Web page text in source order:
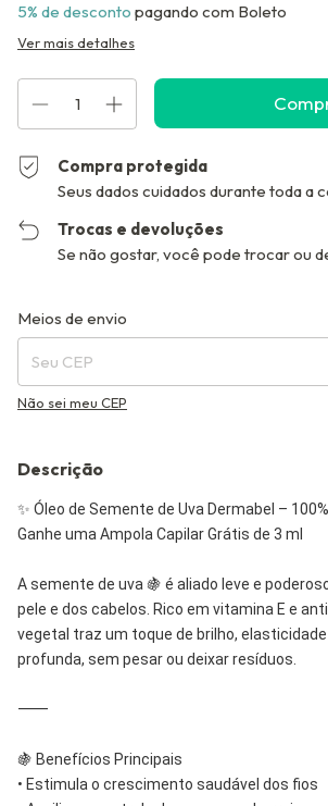
5% de desconto pagando com Boleto
Ver mais detalhes
Compra protegida
Seus dados cuidados durante toda a
Trocas e devoluções
Se não gostar, você pode trocar ou
Entregas para o CEP:
Meios de envio
Não sei meu CEP
Descrição
✨ Óleo de Semente de Uva Dermabel –
Ganhe uma Ampola Capilar Grátis de 3 ml
A semente de uva 🍇 é aliado leve e
pele e dos cabelos. Rico em vitamina E e
vegetal traz um toque de brilho,
profunda, sem pesar ou deixar resíduos.
⸻
🍇 Benefícios Principais
• Estimula o crescimento saudável dos fios